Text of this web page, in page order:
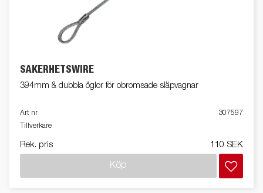
SÄKERHETSWIRE
394mm & dubbla öglor för obromsade släpvagnar
Art nr
307597
Tillverkare
Rek. pris 110 SEK
Köp